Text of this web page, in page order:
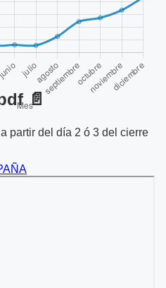
📄
partir del día 2 ó 3 del cierre